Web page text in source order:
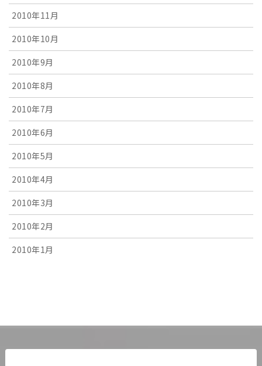
2010年11月
2010年10月
2010年9月
2010年8月
2010年7月
2010年6月
2010年5月
2010年4月
2010年3月
2010年2月
2010年1月